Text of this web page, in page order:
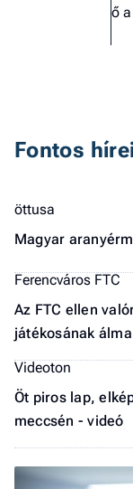
ő
Fontos
öttusa
Magyar
Ferencváros FTC
Az FTC ellen
játékosának álma
Videoton
Öt piros lap,
meccsén - videó